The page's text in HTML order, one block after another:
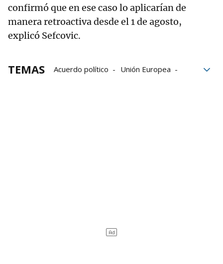
confirmó que en ese caso lo aplicarían de
manera retroactiva desde el 1 de agosto,
explicó Sefcovic.
TEMAS Acuerdo político
Unión Europea